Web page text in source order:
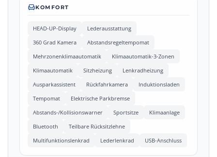
KOMFORT
HEAD-UP-Display
Lederausstattung
360 Grad Kamera
Abstandsregeltempomat
Mehrzonenklimaautomatik
Klimaautomatik-3-Zonen
Klimaautomatik
Sitzheizung
Lenkradheizung
Ausparkassistent
Rückfahrkamera
Induktionsladen
Tempomat
Elektrische Parkbremse
Abstands-/Kollisionswarner
Sportsitze
Klimaanlage
Bluetooth
Teilbare Rücksitzlehne
Multifunktionslenkrad
Lederlenkrad USB-Anschluss